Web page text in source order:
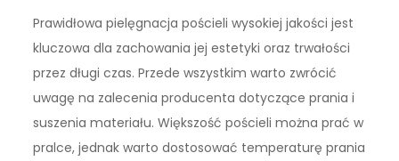
Prawidłowa pielęgnacja pościeli wysokiej jakości jest
kluczowa dla zachowania jej estetyki oraz trwałości
przez długi czas. Przede wszystkim warto zwrócić
uwagę na zalecenia producenta dotyczące prania i
suszenia materiału. Większość pościeli można prać w
pralce, jednak warto dostosować temperaturę prania